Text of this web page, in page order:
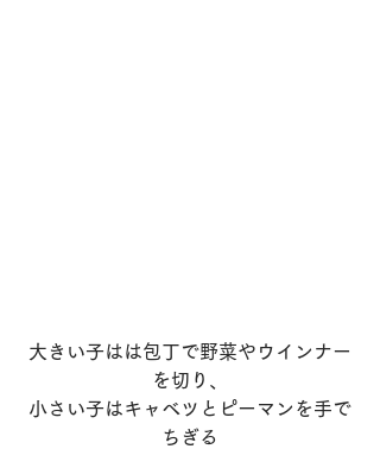
大きい子はは包丁で野菜やウインナー
を切り、
小さい子はキャベツとピーマンを手で
ちぎる